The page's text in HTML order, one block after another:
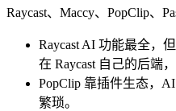
Raycast、Maccy、PopClip、
Raycast AI 功能最全，
在 Raycast 自己的后端
PopClip 靠插件生态，
繁琐。